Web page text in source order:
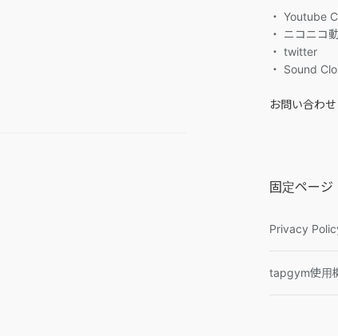
・ Youtube
・ ニコニコ
・ twitter
・ Sound
お問い合わ
固定ページ
Privacy
tapgym使用